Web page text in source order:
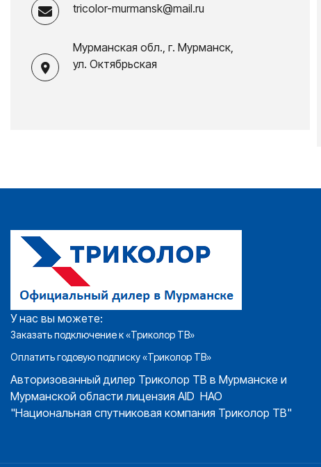
tricolor-murmansk@mail.ru
Мурманская обл., г. Мурманск,
ул. Октябрьская
У нас вы можете:
Заказать подключение к «Триколор ТВ»
Оплатить годовую подписку «Триколор ТВ»
Авторизованный дилер Триколор ТВ в Мурманске и
Мурманской области лицензия AID НАО
"Национальная спутниковая компания Триколор ТВ"